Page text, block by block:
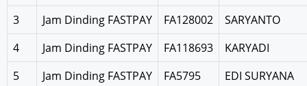
3
Jam Dinding FASTPAY FA128002
SARYANTO
4
Jam Dinding FASTPAY FA118693
KARYADI
5
Jam Dinding FASTPAY FA5795
EDI SURYANA